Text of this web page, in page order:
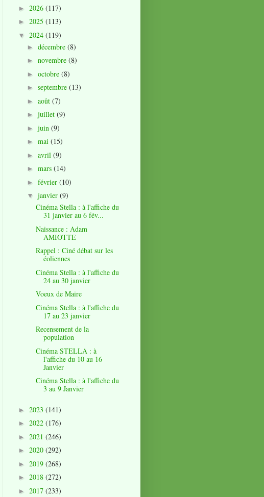
► 2026 (117)
► 2025 (113)
▼ 2024 (119)
► décembre (8)
► novembre (8)
► octobre (8)
► septembre (13)
► août (7)
► juillet (9)
► juin (9)
► mai (15)
► avril (9)
► mars (14)
► février (10)
▼ janvier (9)
Cinéma Stella : à l'affiche du
31 janvier au 6 fév...
Naissance : Adam
AMIOTTE
Rappel : Ciné débat sur les
éoliennes
Cinéma Stella : à l'affiche du
24 au 30 janvier
Voeux de Maire
Cinéma Stella : à l'affiche du
17 au 23 janvier
Recensement de la
population
Cinéma STELLA : à
l'affiche du 10 au 16
Janvier
Cinéma Stella : à l'affiche du
3 au 9 Janvier
► 2023 (141)
► 2022 (176)
► 2021 (246)
► 2020 (292)
► 2019 (268)
► 2018 (272)
► 2017 (233)